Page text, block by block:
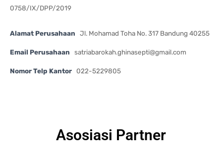
0758/IX/DPP/2019
Alamat Perusahaan Jl. Mohamad Toha No. 317 Bandung 40255
Email Perusahaan satriabarokah.ghinasepti@gmail.com
Nomor Telp Kantor 022-5229805
Asosiasi Partner